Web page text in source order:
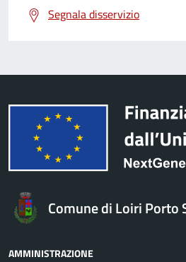
Segnala disservizio
Comune di Loiri Porto
AMMINISTRAZIONE